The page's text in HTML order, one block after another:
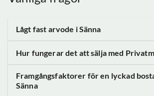
Lågt fast arvode i Sänna
Hur fungerar det att sälja med
Framgångsfaktorer för en lyckad
Sänna